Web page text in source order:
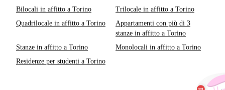
Bilocali in affitto a Torino
Trilocale in affitto a Torino
Quadrilocale in affitto a Torino
Appartamenti con più di 3
stanze in affitto a Torino
Stanze in affitto a Torino
Monolocali in affitto a Torino
Residenze per studenti a Torino